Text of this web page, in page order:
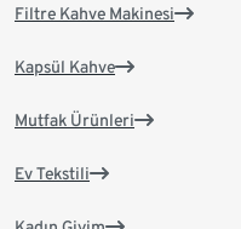
Filtre Kahve Makinesi
Kapsül Kahve
Mutfak Ürünleri
Ev Tekstili